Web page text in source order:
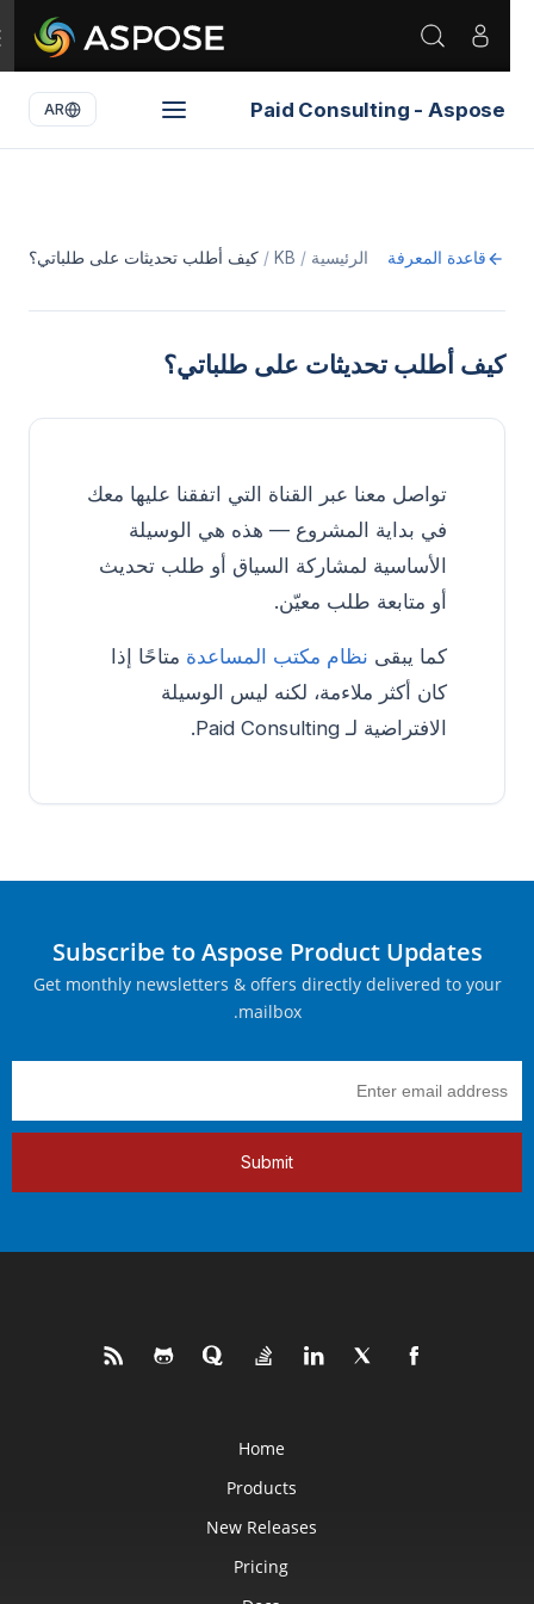
Paid Consulting - Aspose
AR
قاعدة المعرفة الرئيسية KB كيف أطلب تحديثات على طلباتي؟
كيف أطلب تحديثات على طلباتي؟
تواصل معنا عبر القناة التي اتفقنا عليها معك
في بداية المشروع — هذه هي الوسيلة
الأساسية لمشاركة السياق أو طلب تحديث
أو متابعة طلب معيّن.
كما يبقى نظام مكتب المساعدةمتاحًا إذا
كان أكثر ملاءمة، لكنه ليس الوسيلة
الافتراضية لـ Paid Consulting.
Subscribe to Aspose Product Updates
Get monthly newsletters & offers directly delivered to your
mailbox.
Submit
Home
Products
New Releases
Pricing